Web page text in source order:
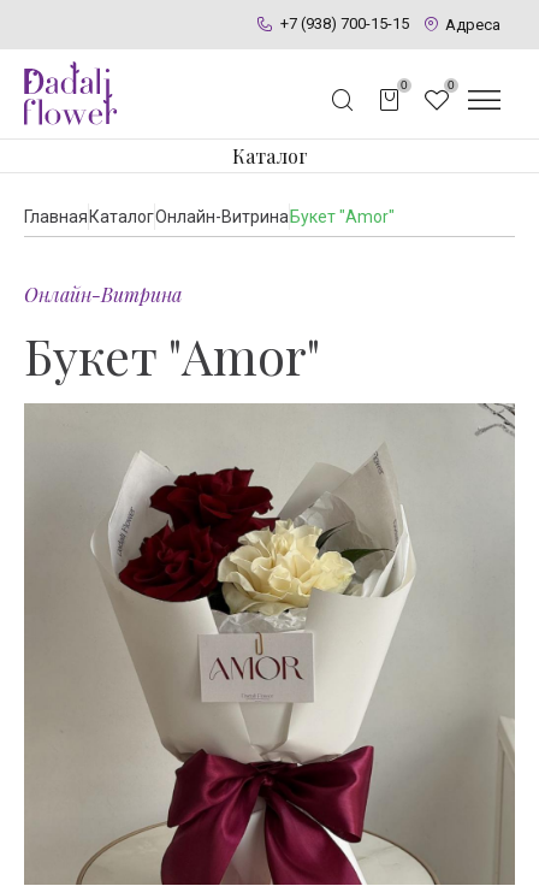
+7 (938) 700-15-15 Адреса
0 0
Каталог
Главная КаталогОнлайн-Витрина Букет "Amor"
Онлайн-Витрина
Букет "Amor"